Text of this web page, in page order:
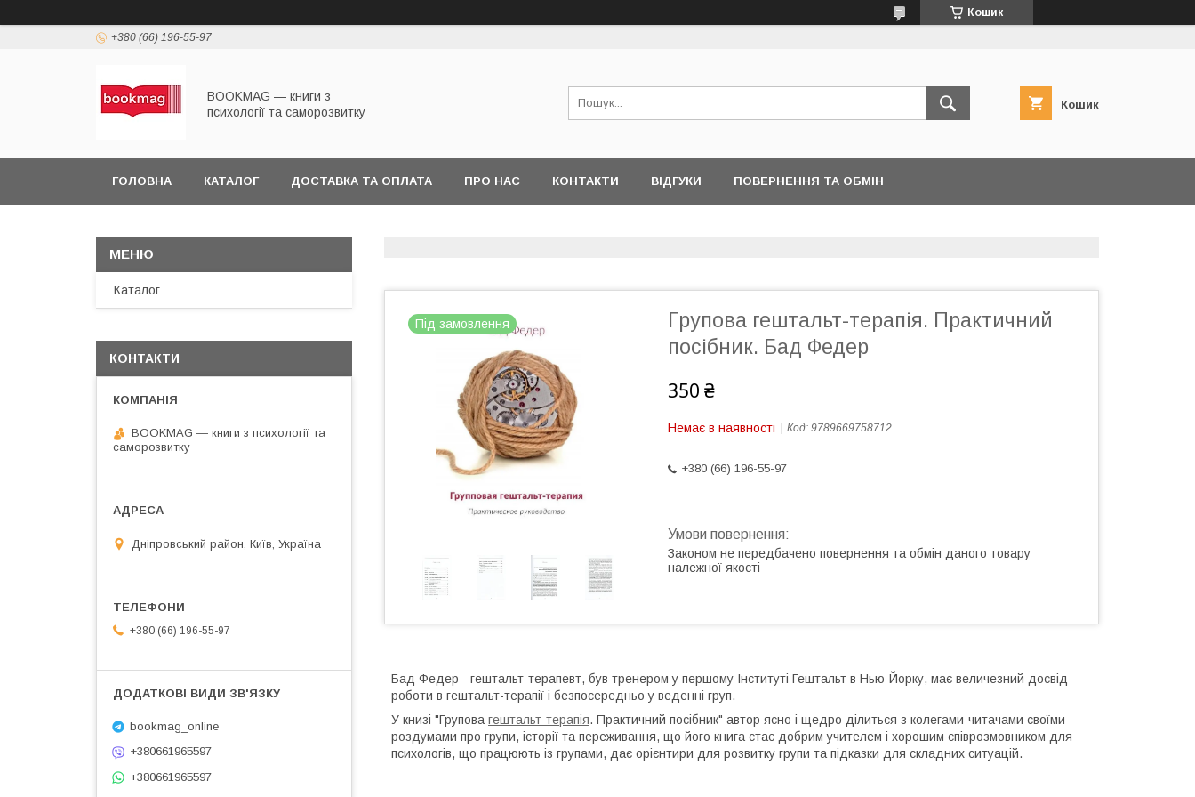
Кошик
+380 (66) 196-55-97
BOOKMAG — книги з
психології та саморозвитку
Кошик
ГОЛОВНА КАТАЛОГ ДОСТАВКА ТА ОПЛАТА ПРО НАС КОНТАКТИ ВІДГУКИ ПОВЕРНЕННЯ ТА ОБМІН
Під замовлення
Групова гештальт-терапія. Практичний
посібник. Бад Федер
350 ₴
Немає в наявності Код: 9789669758712
+380 (66) 196-55-97
Законом не передбачено повернення та обмін даного товару
належної якості
Бад Федер - гештальт-терапевт, був тренером у першому Інституті Гештальт в Нью-Йорку, має величезний досвід
роботи в гештальт-терапії і безпосередньо у веденні груп.
У книзі "Групова гештальт-терапія. Практичний посібник" автор ясно і щедро ділиться з колегами-читачами своїми
роздумами про групи, історії та переживання, що його книга стає добрим учителем і хорошим співрозмовником для
психологів, що працюють із групами, дає орієнтири для розвитку групи та підказки для складних ситуацій.
Каталог
КОНТАКТИ
BOOKMAG — книги з психології та
саморозвитку
Дніпровський район, Київ, Україна
+380 (66) 196-55-97
bookmag_online
+380661965597
+380661965597